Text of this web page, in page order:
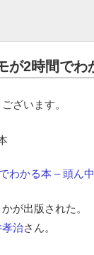
が2時間でわ
ざいます。
わかる本 – 頭ん中
が出版された。
治さん。